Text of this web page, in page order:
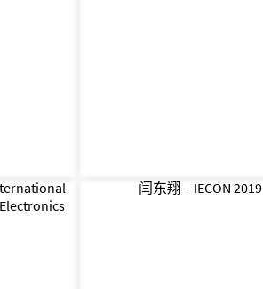
闫东翔 – IECON 2019